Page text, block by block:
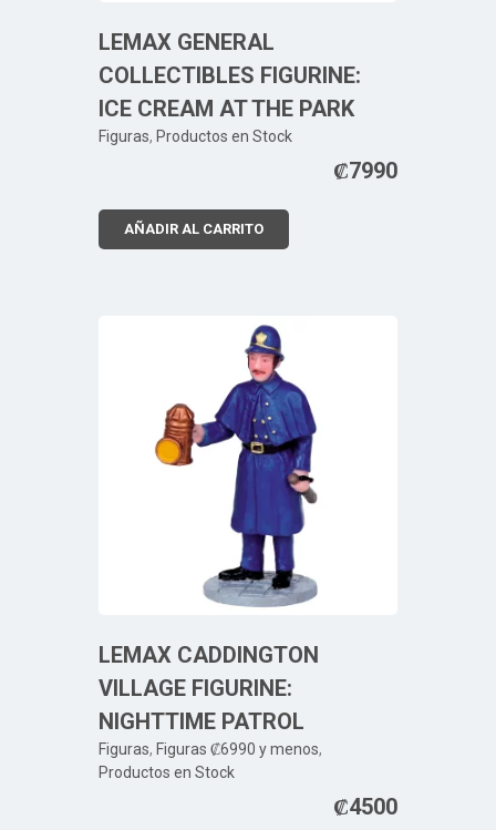
LEMAX GENERAL
COLLECTIBLES FIGURINE:
ICE CREAM AT THE PARK
Figuras, Productos en Stock
₡7990
AÑADIR AL CARRITO
LEMAX CADDINGTON
VILLAGE FIGURINE:
NIGHTTIME PATROL
Figuras, Figuras ₡6990 y menos,
Productos en Stock
₡4500